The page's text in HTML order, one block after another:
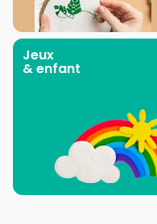
Jeux
& enfant